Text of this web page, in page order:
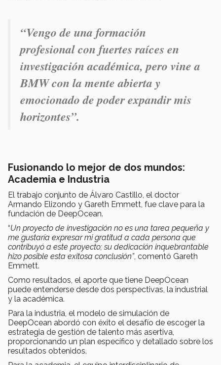
“Vengo de una formación
profesional con fuertes raíces en
investigación académica, pero vine a
BMW con la mente abierta y
emocionado de poder expandir mis
horizontes”.
Fusionando lo mejor de dos mundos:
Academia e Industria
El trabajo conjunto de Álvaro Castillo, el doctor
Armando Elizondo y Gareth Emmett, fue clave para la
fundación de DeepOcean.
“Un proyecto de investigación no es una tarea pequeña y
me gustaría expresar mi gratitud a cada persona que
contribuyó a este proyecto; su dedicación inquebrantable
hizo posible esta exitosa conclusión”, comentó Gareth
Emmett.
Como resultados, el aporte que tiene DeepOcean
puede entenderse desde dos perspectivas, la industrial
y la académica.
Para la industria, el modelo de simulación de
DeepOcean abordó con éxito el desafío de escoger la
estrategia de gestión de talento más asertiva,
proporcionando un plan específico y detallado sobre los
resultados obtenidos.